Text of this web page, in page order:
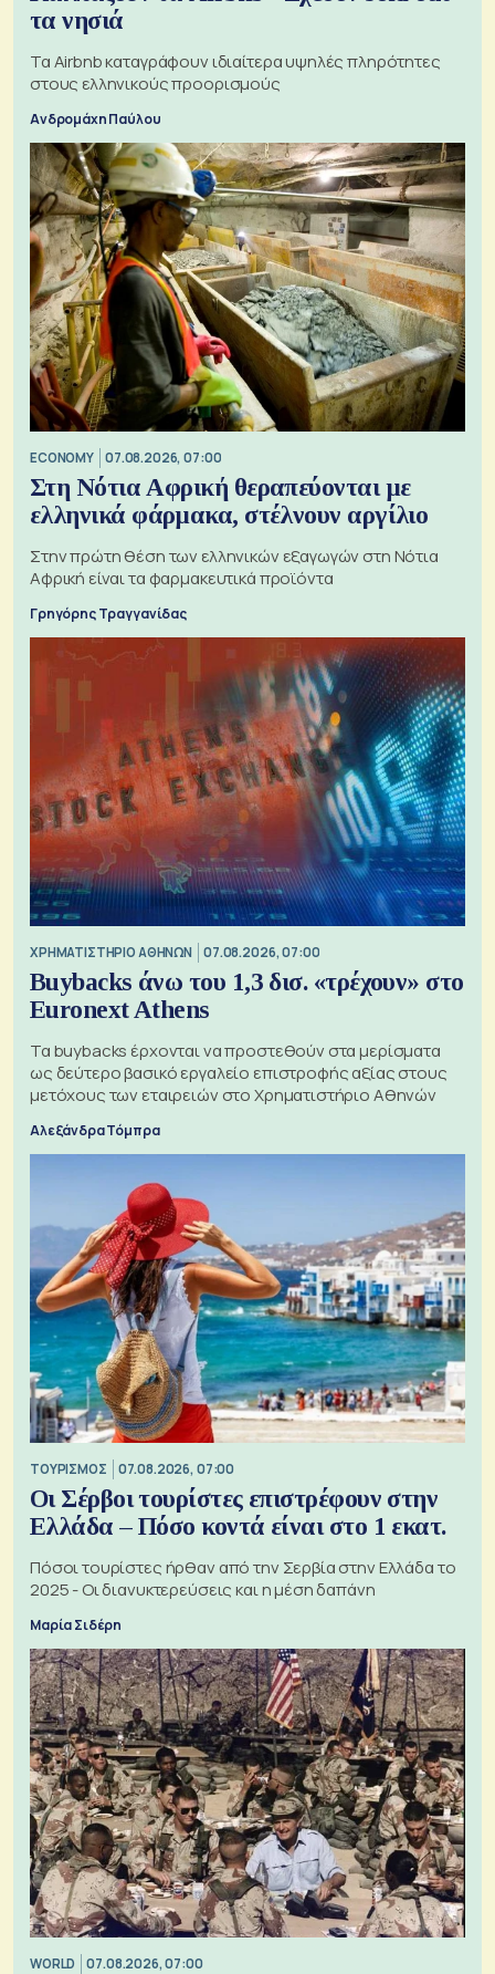
τα νησιά
Τα Airbnb καταγράφουν ιδιαίτερα υψηλές πληρότητες
στους ελληνικούς προορισμούς
Ανδρομάχη Παύλου
ECONOMY 07.08.2026, 07:00
Στη Νότια Αφρική θεραπεύονται με
ελληνικά φάρμακα, στέλνουν αργίλιο
Στην πρώτη θέση των ελληνικών εξαγωγών στη Νότια
Αφρική είναι τα φαρμακευτικά προϊόντα
Γρηγόρης Τραγγανίδας
XΡΗΜΑΤΙΣΤΗΡΙΟ ΑΘΗΝΩΝ 07.08.2026, 07:00
Buybacks άνω του 1,3 δισ. «τρέχουν» στο
Euronext Athens
Τα buybacks έρχονται να προστεθούν στα μερίσματα
ως δεύτερο βασικό εργαλείο επιστροφής αξίας στους
μετόχους των εταιρειών στο Χρηματιστήριο Αθηνών
Αλεξάνδρα Τόμπρα
ΤΟΥΡΙΣΜΟΣ 07.08.2026, 07:00
Οι Σέρβοι τουρίστες επιστρέφουν στην
Ελλάδα – Πόσο κοντά είναι στο 1 εκατ.
Πόσοι τουρίστες ήρθαν από την Σερβία στην Ελλάδα το
2025 - Οι διανυκτερεύσεις και η μέση δαπάνη
Μαρία Σιδέρη
WORLD 07.08.2026, 07:00